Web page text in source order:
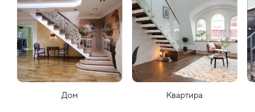
Дом Квартира